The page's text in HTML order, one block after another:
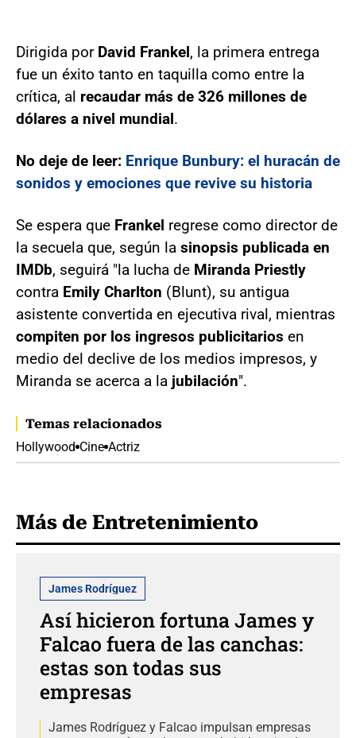
Dirigida por David Frankel, la primera entrega
fue un éxito tanto en taquilla como entre la
crítica, al recaudar más de 326 millones de
dólares a nivel mundial.
No deje de leer: Enrique Bunbury: el huracán de
sonidos y emociones que revive su historia
Se espera que Frankel regrese como director de
la secuela que, según la sinopsis publicada en
IMDb, seguirá "la lucha de Miranda Priestly
contra Emily Charlton (Blunt), su antigua
asistente convertida en ejecutiva rival, mientras
compiten por los ingresos publicitarios en
medio del declive de los medios impresos, y
Miranda se acerca a la jubilación".
Temas relacionados
Hollywood Cine Actriz
Más de Entretenimiento
James Rodríguez
Así hicieron fortuna James y
Falcao fuera de las canchas:
estas son todas sus
empresas
James Rodríguez y Falcao impulsan empresas